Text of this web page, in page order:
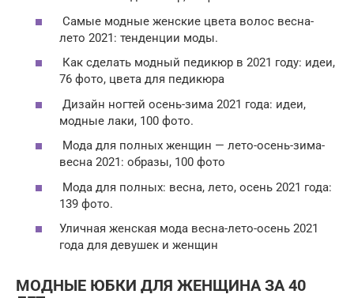
Самые модные женские цвета волос весна-
лето 2021: тенденции моды.
Как сделать модный педикюр в 2021 году: идеи,
76 фото, цвета для педикюра
Дизайн ногтей осень-зима 2021 года: идеи,
модные лаки, 100 фото.
Мода для полных женщин — лето-осень-зима-
весна 2021: образы, 100 фото
Мода для полных: весна, лето, осень 2021 года:
139 фото.
Уличная женская мода весна-лето-осень 2021
года для девушек и женщин
МОДНЫЕ ЮБКИ ДЛЯ ЖЕНЩИНА ЗА 40